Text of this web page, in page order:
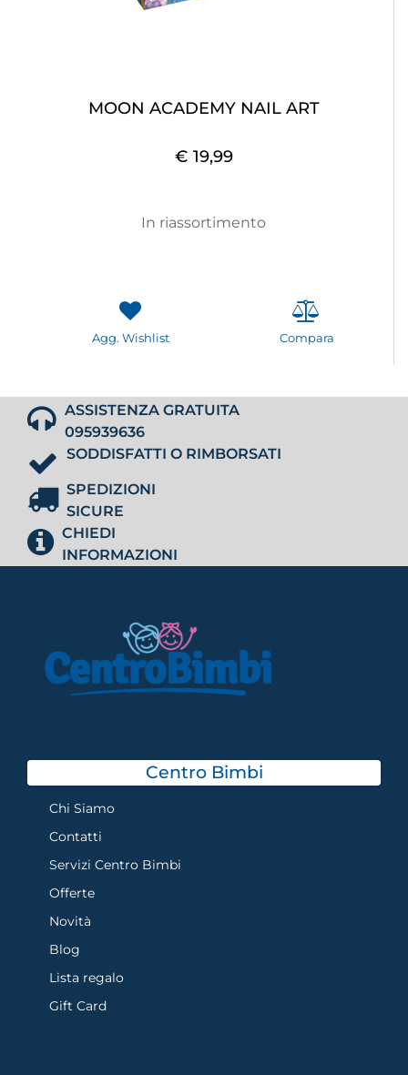
MOON ACADEMY NAIL ART
€ 19,99
In riassortimento
Agg. Wishlist Compara
ASSISTENZA GRATUITA
095939636
SODDISFATTI O RIMBORSATI
SPEDIZIONI
SICURE
CHIEDI
INFORMAZIONI
Centro Bimbi
Chi Siamo
Contatti
Servizi Centro Bimbi
Offerte
Novità
Blog
Lista regalo
Gift Card